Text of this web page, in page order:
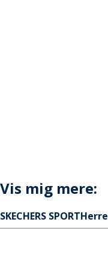
Vis mig mere:
SKECHERS SPORTHerre